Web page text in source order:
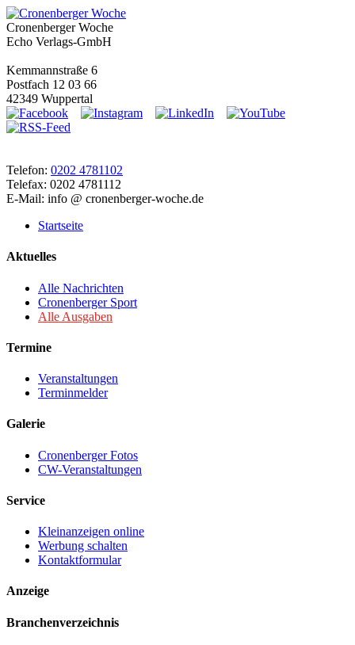
Cronenberger Woche
Echo Verlags-GmbH
Kemmannstraße 6
Postfach 12 03 66
42349 Wuppertal
Telefon: 0202 4781102
Telefax: 0202 4781112
E-Mail: info @ cronenberger-woche.de
Startseite
Aktuelles
Alle Nachrichten
Cronenberger Sport
Alle Ausgaben
Termine
Veranstaltungen
Terminmelder
Galerie
Cronenberger Fotos
CW-Veranstaltungen
Service
Kleinanzeigen online
Werbung schalten
Kontaktformular
Anzeige
Branchenverzeichnis